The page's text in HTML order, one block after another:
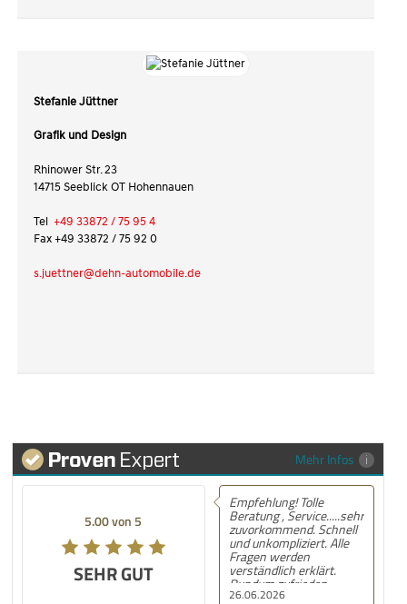
Stefanie Jüttner
Grafik und Design
Rhinower Str. 23
14715 Seeblick OT Hohennauen
Tel +49 33872 / 75 95 4
Fax +49 33872 / 75 92 0
s.juettner@dehn-automobile.de
Mehr Infos
5.00 von 5
SEHR GUT
5.00 von 5
SEHR GUT
26.06.2026
Empfehlung! Tolle
Beratung , Service.....sehr
zuvorkommend. Schnell
und unkompliziert. Alle
Fragen werden
verständlich erklärt.
Rundum zufrieden.
MG ZS